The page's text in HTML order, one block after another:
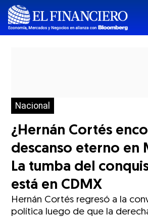
Nacional
¿Hernán Cortés
descanso eterno en
La tumba del
está en CDMX
Hernán Cortés regresó a la
política luego de que la